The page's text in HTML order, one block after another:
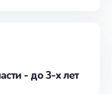
- до 3-х лет